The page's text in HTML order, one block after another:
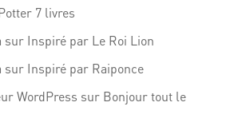
7 livres
sur Inspiré par Le Roi Lion
sur Inspiré par Raiponce
WordPress sur Bonjour tout le